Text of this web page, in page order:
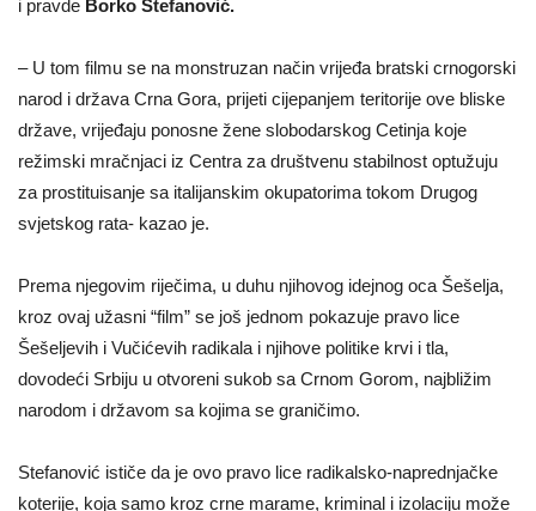
i pravde Borko Stefanović.
– U tom filmu se na monstruzan način vrijeđa bratski crnogorski
narod i država Crna Gora, prijeti cijepanjem teritorije ove bliske
države, vrijeđaju ponosne žene slobodarskog Cetinja koje
režimski mračnjaci iz Centra za društvenu stabilnost optužuju
za prostituisanje sa italijanskim okupatorima tokom Drugog
svjetskog rata- kazao je.
Prema njegovim riječima, u duhu njihovog idejnog oca Šešelja,
kroz ovaj užasni “film” se još jednom pokazuje pravo lice
Šešeljevih i Vučićevih radikala i njihove politike krvi i tla,
dovodeći Srbiju u otvoreni sukob sa Crnom Gorom, najbližim
narodom i državom sa kojima se graničimo.
Stefanović ističe da je ovo pravo lice radikalsko-naprednjačke
koterije, koja samo kroz crne marame, kriminal i izolaciju može